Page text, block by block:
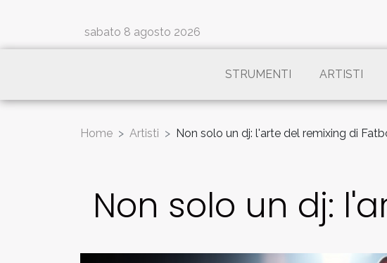
sabato 8 agosto 2026
STRUMENTI ARTISTI
Home Artisti Non solo un dj: l'arte del remixing di
Non solo un dj: